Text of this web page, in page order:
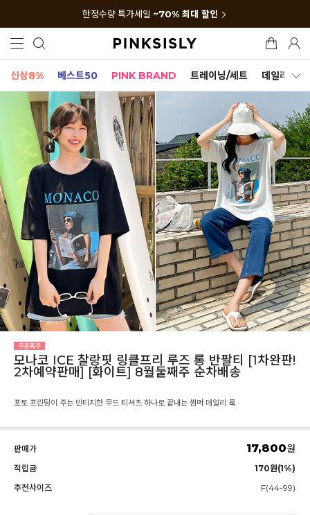
한정수량 특가세일 ~70% 최대 할인
신상8% 베스트50 PINK BRAND 트레이닝/세트 데일리세트
모나코 ICE 찰랑핏 링클프리 루즈 롱 반팔티 [1차완판!
2차예약판매] [화이트] 8월둘째주 순차배송
포토 프린팅이 주는 빈티지한 무드 티셔츠 하나로 끝내는 썸머 데일리 룩
판매가 17,800원
적립금
170원(1%)
추천사이즈
F(44-99)